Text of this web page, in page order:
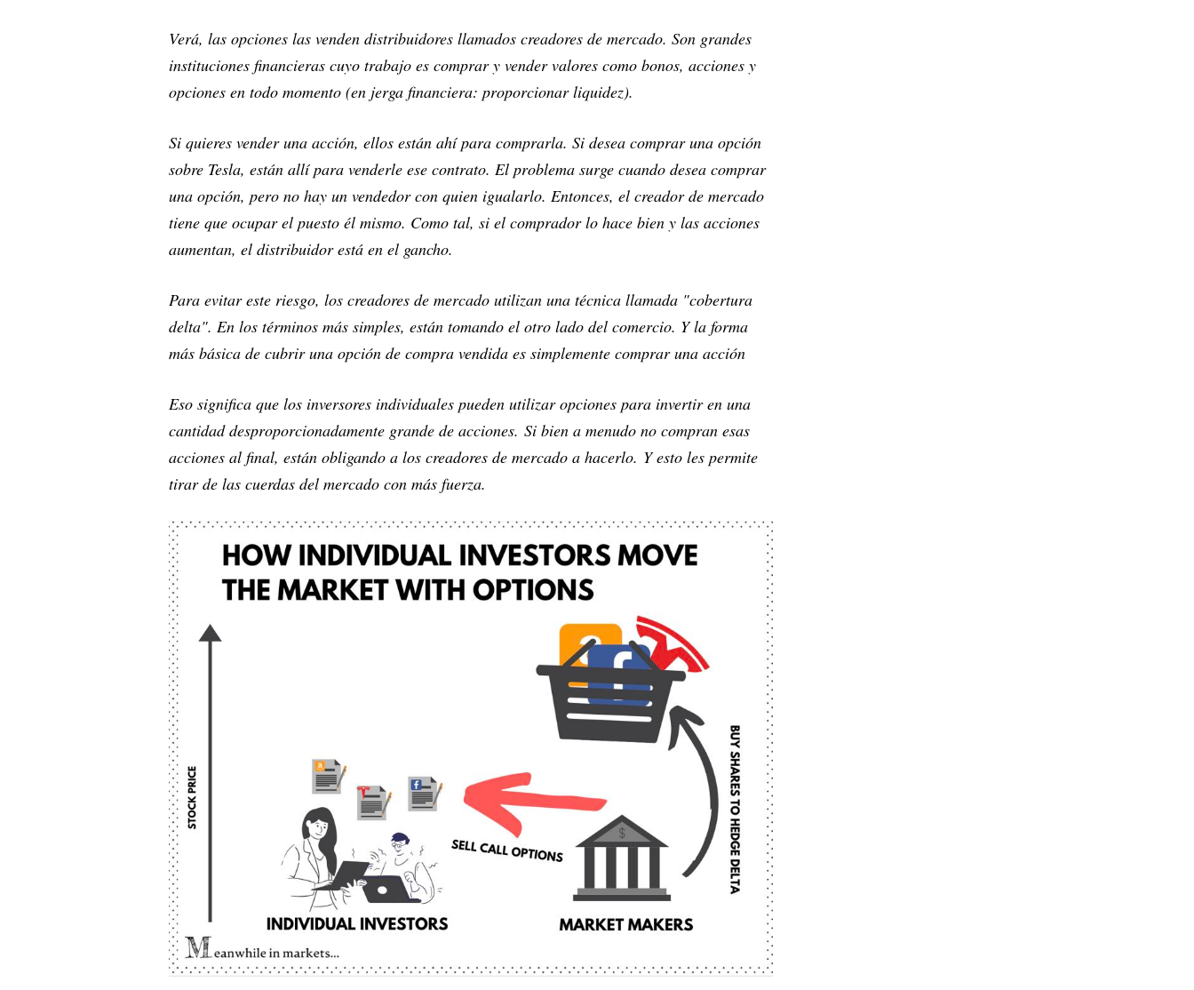
Verá, las opciones las venden distribuidores llamados creadores de mercado. Son grandes
instituciones financieras cuyo trabajo es comprar y vender valores como bonos, acciones y
opciones en todo momento (en jerga financiera: proporcionar liquidez).
Si quieres vender una acción, ellos están ahí para comprarla. Si desea comprar una opción
sobre Tesla, están allí para venderle ese contrato. El problema surge cuando desea comprar
una opción, pero no hay un vendedor con quien igualarlo. Entonces, el creador de mercado
tiene que ocupar el puesto él mismo. Como tal, si el comprador lo hace bien y las acciones
aumentan, el distribuidor está en el gancho.
Para evitar este riesgo, los creadores de mercado utilizan una técnica llamada "cobertura
delta". En los términos más simples, están tomando el otro lado del comercio. Y la forma
más básica de cubrir una opción de compra vendida es simplemente comprar una acción
Eso significa que los inversores individuales pueden utilizar opciones para invertir en una
cantidad desproporcionadamente grande de acciones. Si bien a menudo no compran esas
acciones al final, están obligando a los creadores de mercado a hacerlo. Y esto les permite
tirar de las cuerdas del mercado con más fuerza.